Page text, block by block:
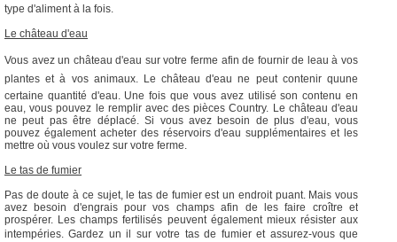
type d'aliment à la fois.
Le château d'eau
Vous avez un château d'eau sur votre ferme afin de fournir de leau à vos
plantes et à vos animaux. Le château d'eau ne peut contenir quune
certaine quantité d'eau. Une fois que vous avez utilisé son contenu en
eau, vous pouvez le remplir avec des pièces Country. Le château d'eau
ne peut pas être déplacé. Si vous avez besoin de plus d'eau, vous
pouvez également acheter des réservoirs d'eau supplémentaires et les
mettre où vous voulez sur votre ferme.
Le tas de fumier
Pas de doute à ce sujet, le tas de fumier est un endroit puant. Mais vous
avez besoin d'engrais pour vos champs afin de les faire croître et
prospérer. Les champs fertilisés peuvent également mieux résister aux
intempéries. Gardez un il sur votre tas de fumier et assurez-vous que